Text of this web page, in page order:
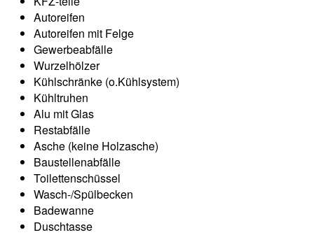
Autoreifen
Autoreifen mit Felge
Gewerbeabfälle
Wurzelhölzer
Kühlschränke (o.Kühlsystem)
Kühltruhen
Alu mit Glas
Restabfälle
Asche (keine Holzasche)
Baustellenabfälle
Toilettenschüssel
Wasch-/Spülbecken
Badewanne
Duschtasse